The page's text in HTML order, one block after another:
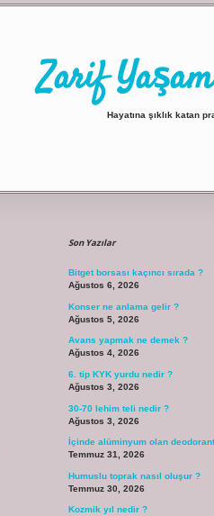
Zarif
Hayatına şıklık katan
Son Yazılar
Bitget borsası kaçıncı sırada ?
Ağustos 6, 2026
Konser ne anlama gelir ?
Ağustos 5, 2026
Avans yapmak ne demek ?
Ağustos 4, 2026
6. tip KYK yurdu nedir ?
Ağustos 3, 2026
30-70 lehim teli nedir ?
Ağustos 3, 2026
İçinde alüminyum olan
Temmuz 31, 2026
Humuslu toprak nasıl oluşur ?
Temmuz 30, 2026
Kozmik yıl nedir ?